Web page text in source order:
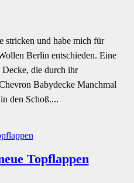
stricken und habe mich für
Berlin entschieden. Eine
die durch ihr
Babydecke Manchmal
den Schoß....
Topflappen